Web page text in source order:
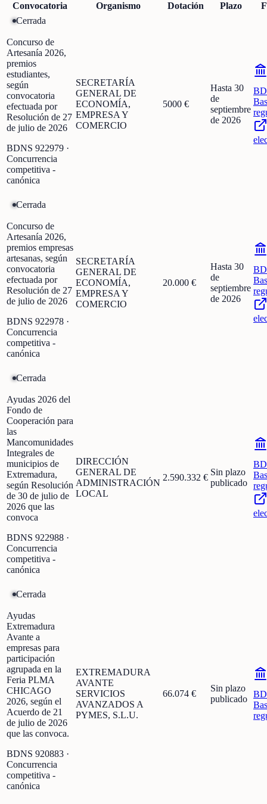
Convocatoria
Organismo Dotación Plazo
Cerrada
Concurso de
Artesanía 2026,
premios
estudiantes,
según
convocatoria
efectuada por
Resolución de 27
de julio de 2026
BDNS 922979 ·
Concurrencia
competitiva -
canónica
SECRETARÍA
GENERAL DE
ECONOMÍA,
EMPRESA Y
COMERCIO
5000 €
Hasta 30
de
septiembre
de 2026
Cerrada
Concurso de
Artesanía 2026,
premios empresas
artesanas, según
convocatoria
efectuada por
Resolución de 27
de julio de 2026
BDNS 922978 ·
Concurrencia
competitiva -
canónica
SECRETARÍA
GENERAL DE
ECONOMÍA,
EMPRESA Y
COMERCIO
20.000 €
Hasta 30
de
septiembre
de 2026
Cerrada
Ayudas 2026 del
Fondo de
Cooperación para
las
Mancomunidades
Integrales de
municipios de
Extremadura,
según Resolución
de 30 de julio de
2026 que las
convoca
BDNS 922988 ·
Concurrencia
competitiva -
canónica
DIRECCIÓN
GENERAL DE
ADMINISTRACIÓN
LOCAL
2.590.332 €
Sin plazo
publicado
Cerrada
Ayudas
Extremadura
Avante a
empresas para
participación
agrupada en la
Feria PLMA
CHICAGO
2026, según el
Acuerdo de 21
de julio de 2026
que las convoca.
BDNS 920883 ·
Concurrencia
competitiva -
canónica
EXTREMADURA
AVANTE
SERVICIOS
AVANZADOS A
PYMES, S.L.U.
66.074 €
Sin plazo
publicado